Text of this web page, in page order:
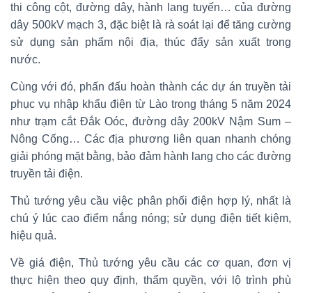
thi công cột, đường dây, hành lang tuyến… của đường
dây 500kV mạch 3, đặc biệt là rà soát lại để tăng cường
sử dụng sản phẩm nội địa, thúc đẩy sản xuất trong
nước.
Cùng với đó, phấn đấu hoàn thành các dự án truyền tải
phục vụ nhập khẩu điện từ Lào trong tháng 5 năm 2024
như trạm cắt Đắk Oóc, đường dây 200kV Nậm Sum –
Nông Cống… Các địa phương liên quan nhanh chóng
giải phóng mặt bằng, bảo đảm hành lang cho các đường
truyền tải điện.
Thủ tướng yêu cầu việc phân phối điện hợp lý, nhất là
chú ý lúc cao điểm nắng nóng; sử dụng điện tiết kiệm,
hiệu quả.
Về giá điện, Thủ tướng yêu cầu các cơ quan, đơn vị
thực hiện theo quy định, thẩm quyền, với lộ trình phù